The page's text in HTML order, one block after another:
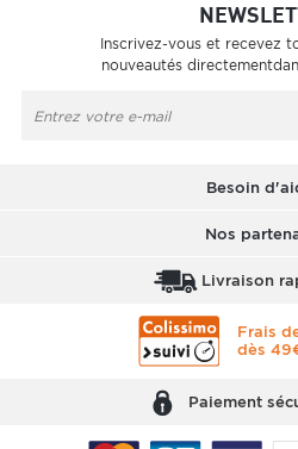
Inscrivez-vous et recevez
nouveautés
Besoin
Nos
Livraison
Frais
dès
Paiement